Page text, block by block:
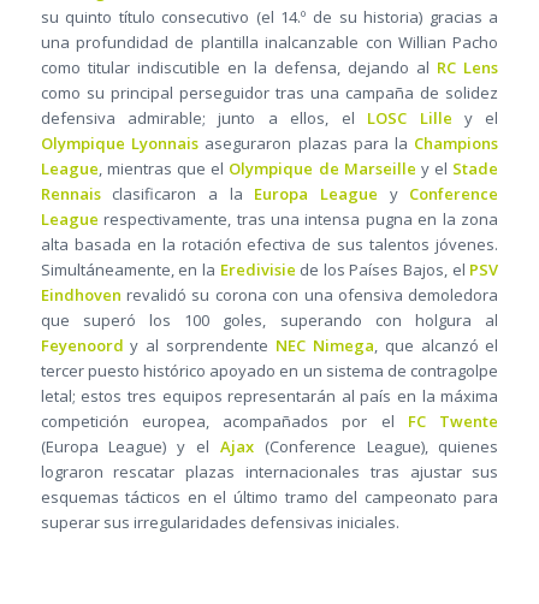
su quinto título consecutivo (el 14.º de su historia) gracias a
una profundidad de plantilla inalcanzable con Willian Pacho
como titular indiscutible en la defensa, dejando al RC Lens
como su principal perseguidor tras una campaña de solidez
defensiva admirable; junto a ellos, el LOSC Lille y el
Olympique Lyonnaisaseguraron plazas para la Champions
League, mientras que el Olympique de Marseille y el Stade
Rennaisclasificaron a la Europa League y Conference
League respectivamente, tras una intensa pugna en la zona
alta basada en la rotación efectiva de sus talentos jóvenes.
Simultáneamente, en la Eredivisie de los Países Bajos, el PSV
Eindhoven revalidó su corona con una ofensiva demoledora
que superó los 100 goles, superando con holgura al
Feyenoord y al sorprendente NEC Nimega, que alcanzó el
tercer puesto histórico apoyado en un sistema de contragolpe
letal; estos tres equipos representarán al país en la máxima
competición europea, acompañados por el FC Twente
(Europa League) y el Ajax(Conference League), quienes
lograron rescatar plazas internacionales tras ajustar sus
esquemas tácticos en el último tramo del campeonato para
superar sus irregularidades defensivas iniciales.